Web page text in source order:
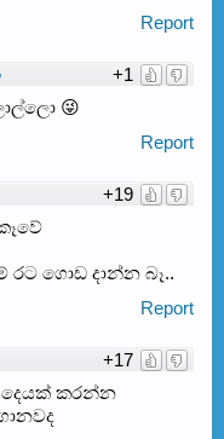
Report
+1
😜
Report
+19
ගොඩ දාන්න බෑ..
Report
+17
දෙයක් කරන්න